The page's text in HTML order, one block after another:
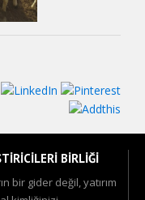
BİRLİĞİ
bir gider değil, yatırım